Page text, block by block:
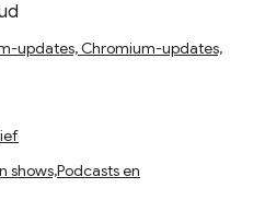
updates, Chromium-updates,
shows,Podcasts en